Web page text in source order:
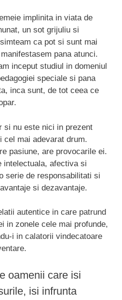
implinita in viata de
un sot grijuliu si
ca pot si sunt mai
pana atunci.
inceput studiul in domeniul
speciale si pana
inca sunt, de tot ceea ce
si nu este nici in prezent
cel mai adevarat drum.
pasiune, are provocarile ei.
intelectuala, afectiva si
serie de responsabilitati si
si dezavantaje.
autentice in care patrund
in zonele cele mai profunde,
i in calatorii vindecatoare
oamenii care isi
isi infrunta